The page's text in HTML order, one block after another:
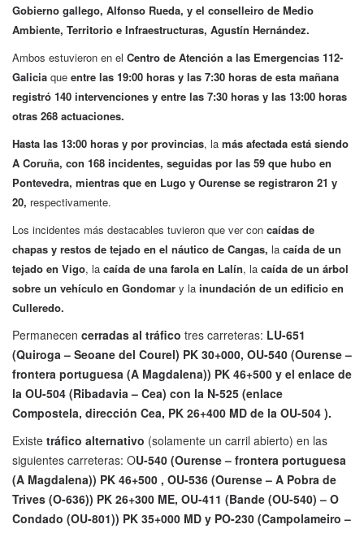
Gobierno gallego, Alfonso Rueda, y el conselleiro de Medio
Ambiente, Territorio e Infraestructuras, Agustín Hernández.
Ambos estuvieron en el Centro de Atención a las Emergencias 112-
Galicia que entre las 19:00 horas y las 7:30 horas de esta mañana
registró 140 intervenciones y entre las 7:30 horas y las 13:00 horas
otras 268 actuaciones.
Hasta las 13:00 horas y por provincias, la más afectada está siendo
A Coruña, con 168 incidentes, seguidas por las 59 que hubo en
Pontevedra, mientras que en Lugo y Ourense se registraron 21 y
20, respectivamente.
Los incidentes más destacables tuvieron que ver con caídas de
chapas y restos de tejado en el náutico de Cangas, la caída de un
tejado en Vigo, la caída de una farola en Lalín, la caída de un árbol
sobre un vehículo en Gondomar y la inundación de un edificio en
Culleredo.
Permanecen cerradas al tráfico tres carreteras: LU-651
(Quiroga – Seoane del Courel) PK 30+000, OU-540 (Ourense –
frontera portuguesa (A Magdalena)) PK 46+500 y el enlace de
la OU-504 (Ribadavia – Cea) con la N-525 (enlace
Compostela, dirección Cea, PK 26+400 MD de la OU-504 ).
Existe tráfico alternativo (solamente un carril abierto) en las
siguientes carreteras: OU-540 (Ourense – frontera portuguesa
(A Magdalena)) PK 46+500 , OU-536 (Ourense – A Pobra de
Trives (O-636)) PK 26+300 ME, OU-411 (Bande (OU-540) – O
Condado (OU-801)) PK 35+000 MD y PO-230 (Campolameiro –